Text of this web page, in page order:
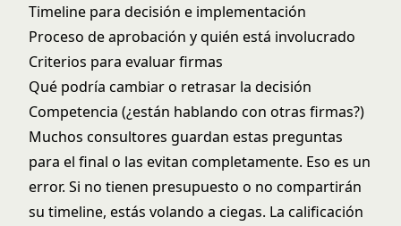
Timeline para decisión e implementación
Proceso de aprobación y quién está involucrado
Criterios para evaluar firmas
Qué podría cambiar o retrasar la decisión
Competencia (¿están hablando con otras firmas?)
Muchos consultores guardan estas preguntas
para el final o las evitan completamente. Eso es un
error. Si no tienen presupuesto o no compartirán
su timeline, estás volando a ciegas. La calificación